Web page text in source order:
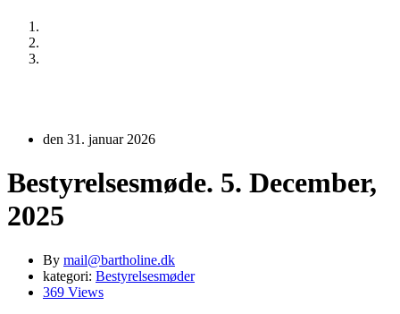
den 31. januar 2026
Bestyrelsesmøde. 5. December,
2025
By mail@bartholine.dk
kategori: Bestyrelsesmøder
369 Views